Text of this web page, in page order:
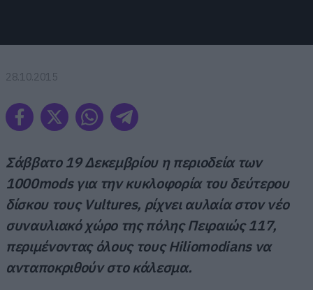
28.10.2015
Σάββατο 19 Δεκεμβρίου η περιοδεία των
1000mods για την κυκλοφορία του δεύτερου
δίσκου τους Vultures, ρίχνει αυλαία στον νέο
συναυλιακό χώρο της πόλης Πειραιώς 117,
περιμένοντας όλους τους Hiliomodians να
ανταποκριθούν στο κάλεσμα.